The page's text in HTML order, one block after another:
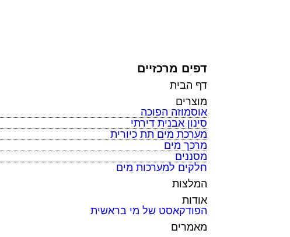
דפים מרכזיים
דף הבית
מוצרים
אוסמוזה הפוכה
סינון אבנית דירתי
מערכת מים תת כיורית
מרכך מים
מסננים
חלקים למערכות מים
המלצות
אודות
הפודקאסט של מי בראשית
מאמרים